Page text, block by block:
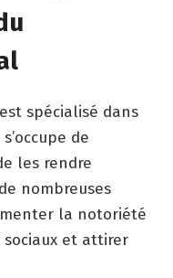
spécialisé dans
de
les rendre
nombreuses
la notoriété
sociaux et attirer